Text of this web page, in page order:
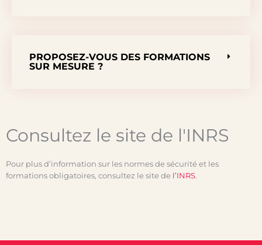
PROPOSEZ-VOUS DES FORMATIONS
SUR MESURE ?
Consultez le site de l'INRS
Pour plus d’information sur les normes de sécurité et les
formations obligatoires, consultez le site de l’INRS.